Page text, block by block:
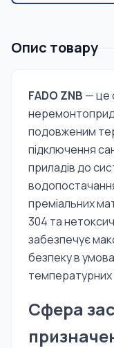
Опис товару
FADO ZNB — це
подовженим
підключення
приладів до
преміальних
304 та
забезпечує
безпеку в
температурних
Сфера